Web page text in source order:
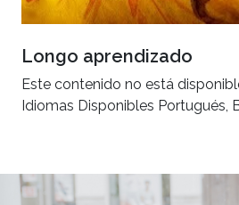
Longo aprendizado
Este contenido no está
Idiomas Disponibles Portugués,